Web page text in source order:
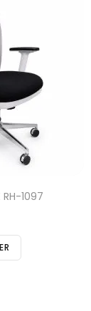
RH-1097